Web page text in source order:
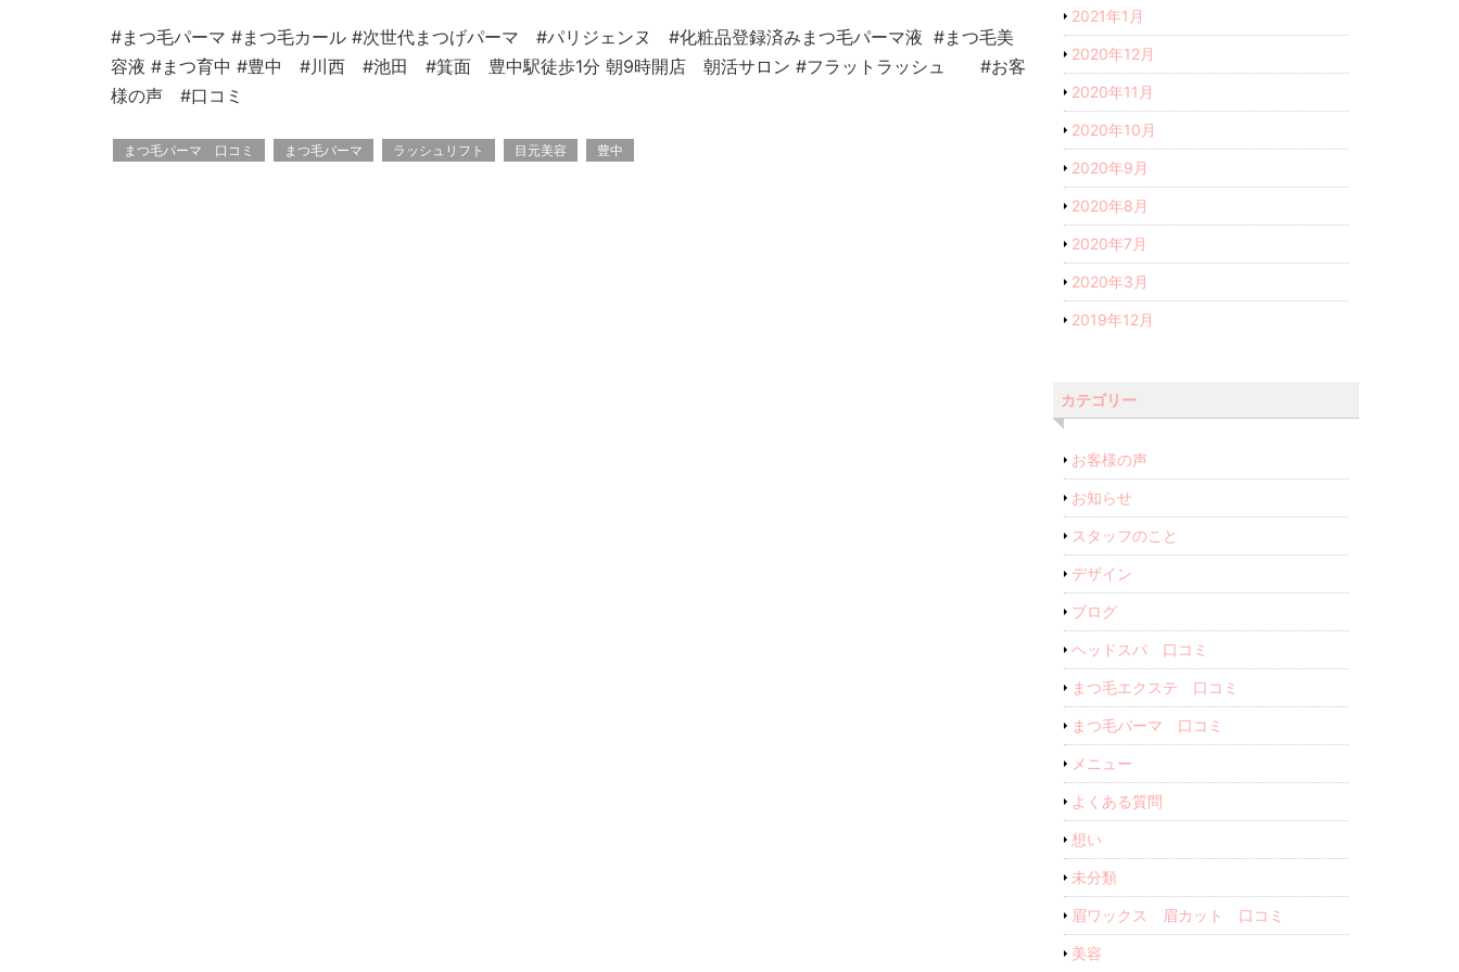
#まつ毛パーマ #まつ毛カール #次世代まつげパーマ #パリジェンヌ #化粧品登録済みまつ毛パーマ液 #まつ毛美
容液 #まつ育中 #豊中 #川西 #池田 #箕面 豊中駅徒歩1分 朝9時開店 朝活サロン #フラットラッシュ #お客
様の声 #口コミ
まつ毛パーマ 口コミ まつ毛パーマ ラッシュリフト 目元美容 豊中
2021年1月
2020年12月
2020年11月
2020年10月
2020年9月
2020年8月
2020年7月
2020年3月
2019年12月
カテゴリー
お客様の声
お知らせ
スタッフのこと
デザイン
ブログ
ヘッドスパ 口コミ
まつ毛エクステ 口コミ
まつ毛パーマ 口コミ
メニュー
よくある質問
想い
未分類
眉ワックス 眉カット 口コミ
美容